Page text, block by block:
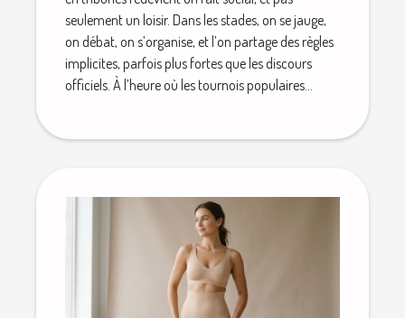
seulement un loisir. Dans les stades, on se jauge,
on débat, on s’organise, et l’on partage des règles
implicites, parfois plus fortes que les discours
officiels. À l’heure où les tournois populaires...